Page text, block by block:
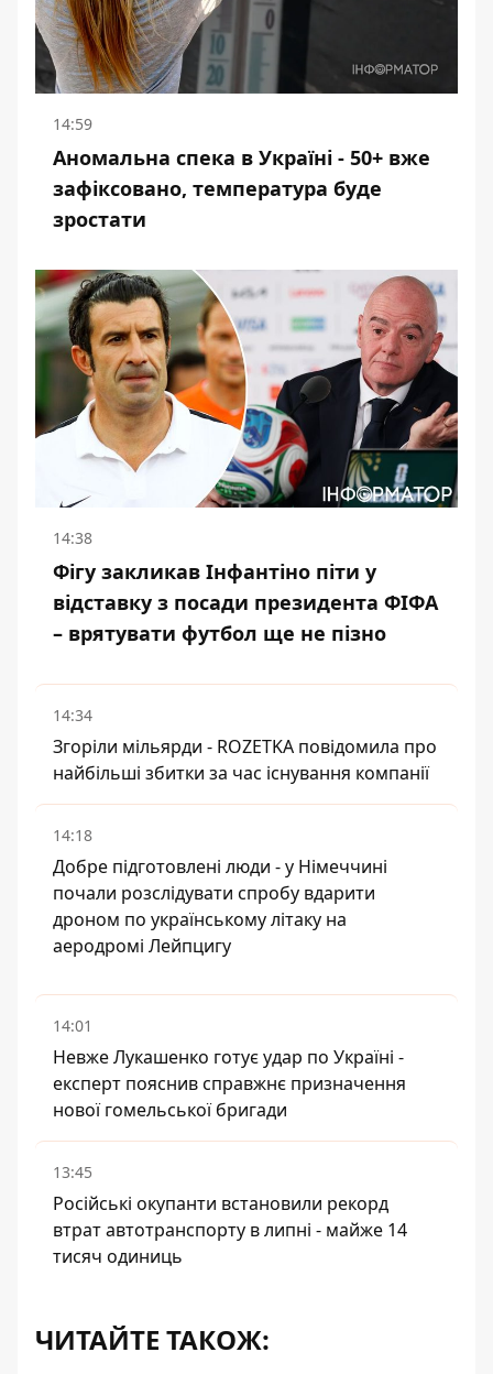
14:59
Аномальна спека в Україні - 50+ вже
зафіксовано, температура буде
зростати
14:38
Фігу закликав Інфантіно піти у
відставку з посади президента ФІФА
– врятувати футбол ще не пізно
14:34
Згоріли мільярди - ROZETKA повідомила про
найбільші збитки за час існування компанії
14:18
Добре підготовлені люди - у Німеччині
почали розслідувати спробу вдарити
дроном по українському літаку на
аеродромі Лейпцигу
14:01
Невже Лукашенко готує удар по Україні -
експерт пояснив справжнє призначення
нової гомельської бригади
13:45
Російські окупанти встановили рекорд
втрат автотранспорту в липні - майже 14
тисяч одиниць
ЧИТАЙТЕ ТАКОЖ: